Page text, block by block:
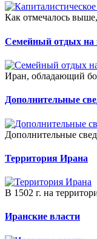
Как отмечалось
Семейный отдых на
Иран, обладающий
Дополнительные
Дополнительные
Территория Ирана
В 1502 г. на
Иранские власти